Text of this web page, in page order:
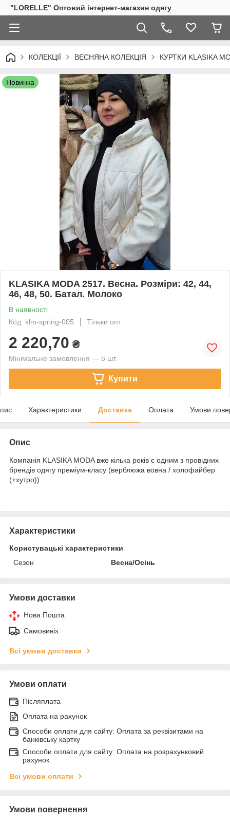
"LORELLE" Оптовий інтернет-магазин одягу
КОЛЕКЦІЇ ВЕСНЯНА КОЛЕКЦІЯ КУРТКИ KLASIKA
Новинка
KLASIKA MODA 2517. Весна. Розміри: 42, 44,
46, 48, 50. Батал. Молоко
В наявності
Код: klm-spring-005
Тільки опт
2 220,70 ₴
Мінімальне замовлення — 5 шт.
Купити
Характеристики Доставка Оплата Умови
Опис
Компанія KLASIKA MODA вже кілька років є одним з провідних
брендів одягу преміум-класу (верблюжа вовна / холофайбер
(+хутро))
Характеристики
Користувацькі характеристики
Сезон
Весна/Осінь
Умови доставки
Нова Пошта
Самовивіз
Всі умови доставки
Умови оплати
Післяплата
Оплата на рахунок
Способи оплати для сайту: Оплата за реквізитами на
банківську картку
Способи оплати для сайту: Оплата на розрахунковий
рахунок
Всі умови оплати
Умови повернення